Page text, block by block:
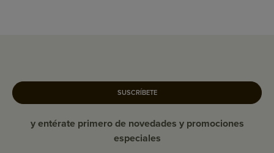
SUSCRÍBETE
y entérate primero de novedades y promociones
especiales